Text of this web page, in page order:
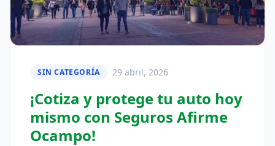
SIN CATEGORÍA 29 abril, 2026
¡Cotiza y protege tu auto hoy
mismo con Seguros Afirme
Ocampo!